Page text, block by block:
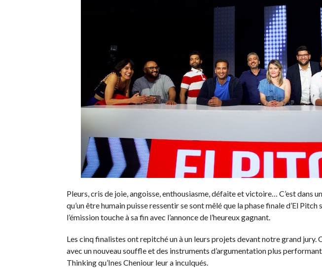
Pleurs, cris de joie, angoisse, enthousiasme, défaite et victoire… C’est dans
qu’un être humain puisse ressentir se sont mêlé que la phase finale d’El Pitch
l’émission touche à sa fin avec l’annonce de l’heureux gagnant.
Les cinq finalistes ont repitché un à un leurs projets devant notre grand jury.
avec un nouveau souffle et des instruments d’argumentation plus
Thinking qu’Ines Cheniour leur a inculqués.